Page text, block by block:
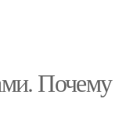
Почему